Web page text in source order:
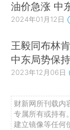
油价急涨 中
2024年01月12日
王毅同布林
中东局势保
2023年12月06日
财新网所刊载内
专属所有或持有
建立镜像等任何